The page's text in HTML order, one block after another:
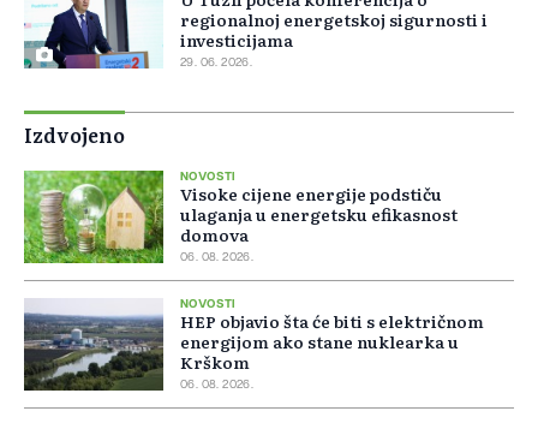
regionalnoj energetskoj sigurnosti i
investicijama
29. 06. 2026.
Izdvojeno
NOVOSTI
Visoke cijene energije podstiču
ulaganja u energetsku efikasnost
domova
06. 08. 2026.
NOVOSTI
HEP objavio šta će biti s električnom
energijom ako stane nuklearka u
Krškom
06. 08. 2026.